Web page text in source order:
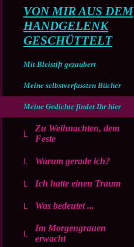
VON MIR AUS DEM
HANDGELENK
GESCHÜTTELT
Mit Bleistift gezaubert
Meine selbstverfassten Bücher
Meine Gedichte findet Ihr hier
Zu Weihnachten, dem
Feste
Warum gerade ich?
Ich hatte einen Traum
Was bedeutet ...
Im Morgengrauen
erwacht